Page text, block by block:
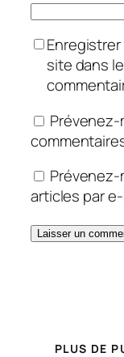
site dans
articles par
PLUS DE